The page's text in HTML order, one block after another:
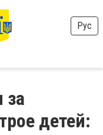
Рус
за
детей: